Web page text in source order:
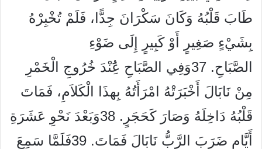
طَابَ قَلْبُهُ وَكَانَ سَكْرَانَ جِدًّا، فَلَمْ تُخْبِرْهُ
بِشَيْءٍ صَغِيرٍ أَوْ كَبِيرٍ إِلَى ضَوْءِ
الصَّبَاحِ. 37وَفِي الصَّبَاحِ عَُِنْدَ خُرُوجِ الْخَمْرِ
مِنْ نَابَالَ أَخْبَرَتْهُ امْرَأَتُهُ بِهذَا الْكَلاَمِ، فَمَاتَ
قَلْبُهُ دَاخِلَهُ وَصَارَ كَحَجَرٍ. 38وَبَعْدَ نَحْوِ عَشَرَةِ
أَيَّامٍ ضَرَبَ الرَّبُّ نَابَالَ فَمَاتَ. 39فَلَمَّا سَمِعَ